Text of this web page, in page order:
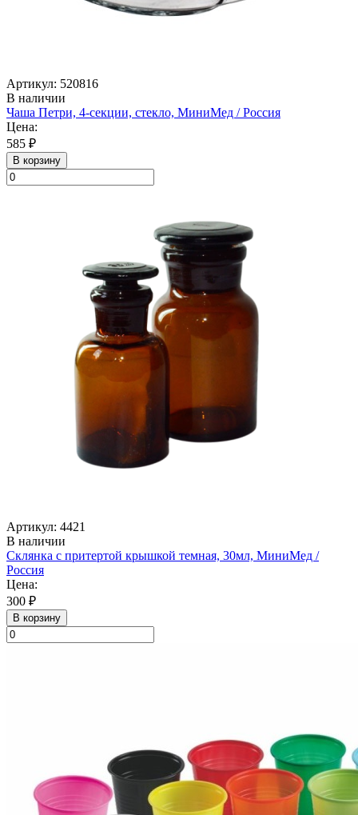
Артикул: 520816
В наличии
Чаша Петри, 4-секции, стекло, МиниМед / Россия
Цена:
585 ₽
В корзину
Артикул: 4421
В наличии
Склянка с притертой крышкой темная, 30мл, МиниМед /
Россия
Цена:
300 ₽
В корзину